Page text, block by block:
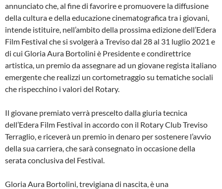
annunciato che, al fine di favorire e promuovere la diffusione
della cultura e della educazione cinematografica tra i giovani,
intende istituire, nell’ambito della prossima edizione dell’Edera
Film Festival che si svolgerà a Treviso dal 28 al 31 luglio 2021 e
di cui Gloria Aura Bortolini è Presidente e condirettrice
artistica, un premio da assegnare ad un giovane regista italiano
emergente che realizzi un cortometraggio su tematiche sociali
che rispecchino i valori del Rotary.
Il giovane premiato verrà prescelto dalla giuria tecnica
dell’Edera Film Festival in accordo con il Rotary Club Treviso
Terraglio, e riceverà un premio in denaro per sostenere l’avvio
della sua carriera, che sarà consegnato in occasione della
serata conclusiva del Festival.
Gloria Aura Bortolini, trevigiana di nascita, è una